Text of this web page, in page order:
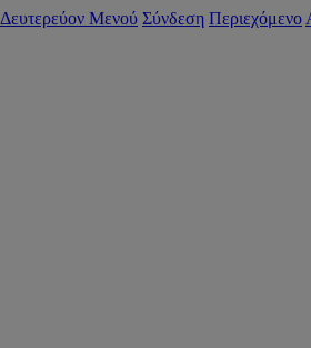
Δευτερεύον Μενού Σύνδεση Περιεχόμενο